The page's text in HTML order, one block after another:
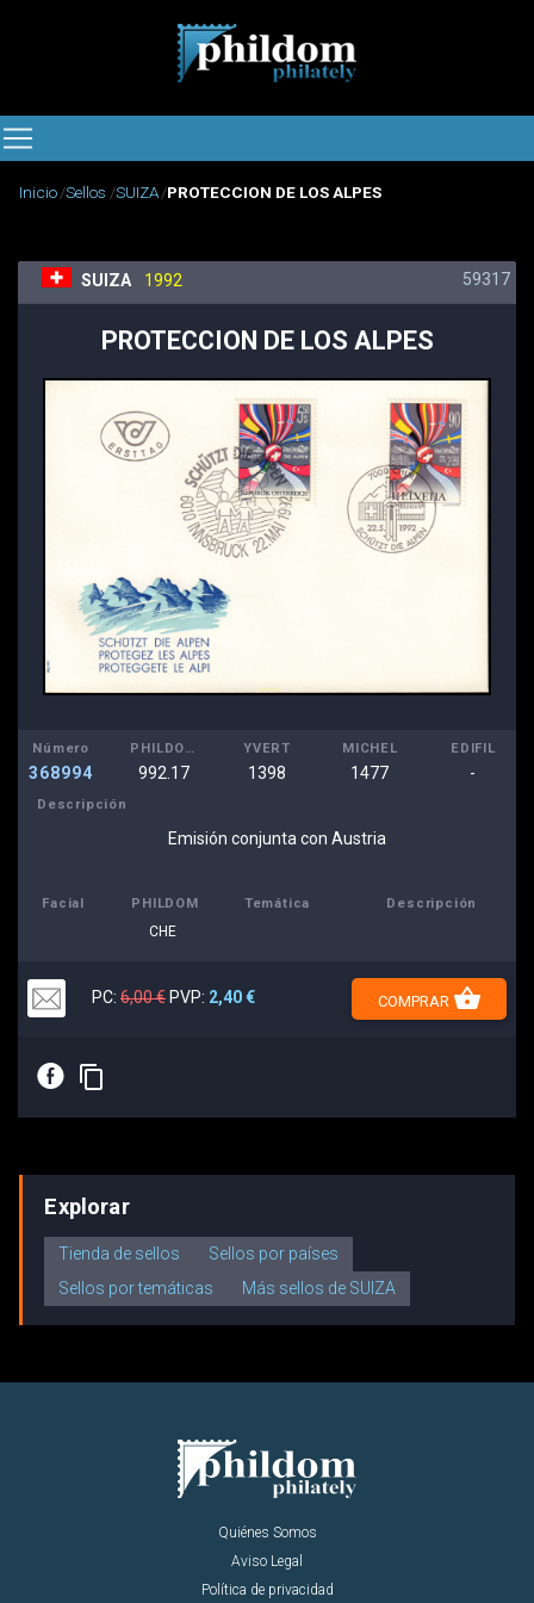
Inicio Sellos SUIZA PROTECCION DE LOS ALPES
SUIZA 1992 59317
PROTECCION DE LOS ALPES
Número
368994
PHILDOM
992.17
YVERT
1398
MICHEL
1477
EDIFIL
-
Descripción
Emisión conjunta con Austria
Facial PHILDOM Temática Descripción
CHE
PC: 6,00 € PVP: 2,40 € COMPRAR shopping_basket
E content_copy
Explorar
Tienda de sellos
Sellos por países
Sellos por temáticas
Más sellos de SUIZA
Quiénes Somos
Aviso Legal
Política de privacidad